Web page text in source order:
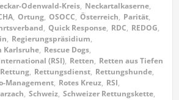
Odenwald-Kreis, Neckartalkaserne,
, Ortung, OSOCC, Österreich, Parität,
, Quick Response, RDC, REDOG,
, Regierungspräsidium,
Karlsruhe, Rescue Dogs,
(RSI), Retten, Retten aus Tiefen
Rettung, Rettungsdienst, Rettungshunde,
Management, Rotes Kreuz, RSI,
, Schweiz, Schweizer Rettungskette,